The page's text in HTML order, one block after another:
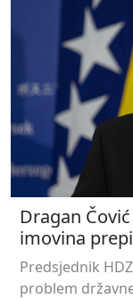
Dragan
imovina
Predsjednik
problem